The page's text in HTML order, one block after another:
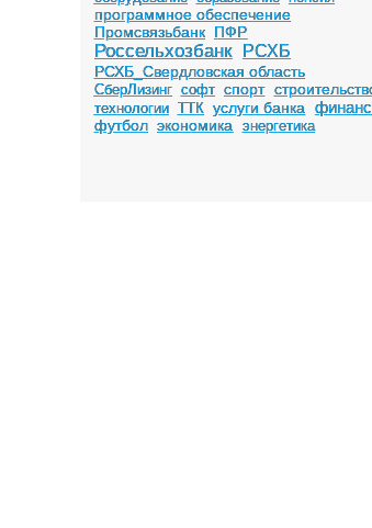
программное обеспечение
Промсвязьбанк ПФР
Россельхозбанк РСХБ
РСХБ_Свердловская область
СберЛизинг софт спорт
технологии ТТК услуги банка
футбол экономика энергетика